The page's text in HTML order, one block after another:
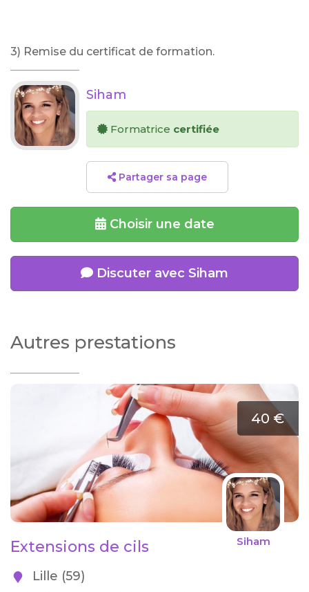
3) Remise du certificat de formation.
Siham
Formatrice certifiée
Partager sa page
Choisir une date
Discuter avec Siham
Autres prestations
40 €
Siham
Extensions de cils
Lille (59)